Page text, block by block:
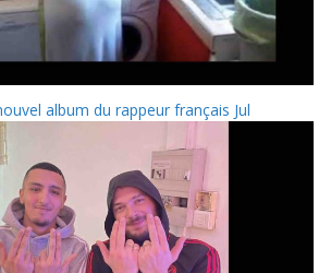
album du rappeur français Jul